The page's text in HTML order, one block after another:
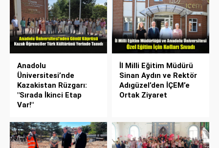
Anadolu
Üniversitesi’nde
Kazakistan Rüzgarı:
"Sırada İkinci Etap
Var!"
İl Milli Eğitim Müdürü
Sinan Aydın ve Rektör
Adıgüzel’den İÇEM’e
Ortak Ziyaret